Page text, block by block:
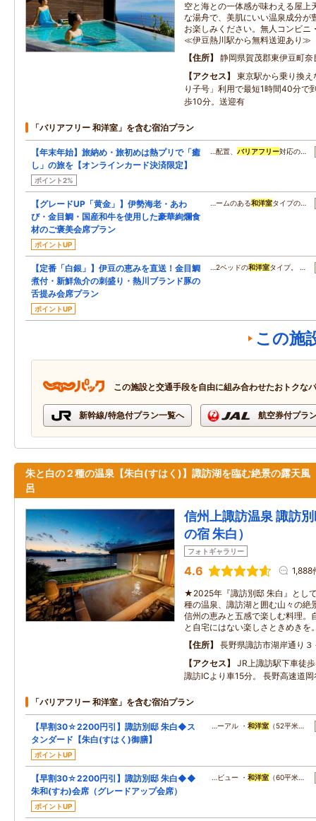
空と海との一体感が味わえる屋上
な湯舟で、美肌にいい温泉成分が
お楽しみください。無人コンビニ
≪伊豆熱川駅から無料送迎あり≫
住所
静岡県賀茂郡東伊豆
アクセス
東京駅から乗り換
り子号」利用で最短1時間40分で
歩10分。送迎有
「バリアフリー 和洋室」を含む宿泊プラン
【年末年始】旅納め・旅初めは熱プリで「癒
し」の旅を【オンラインカード決済限定】
ポイント2%
…配置、 バリアフリー対応の…
【グレードUP「黄金」】伊勢海老・あわ
び・金目鯛・国産和牛を使用した豪華絢爛食
材のご褒美会席プラン
ポイントUP
…ームのある和洋室タイプの…
【定番「白銀」】伊豆の恵みを直送！金目鯛
煮付・新鮮魚介の刺盛り・熱川ブランド豚の
舌提み会席プラン
ポイントUP
…2ベッドの和洋室タイプ。 …
この施
この施設と交通手段を自由に組み合わせたおトクな
新幹線/特急付プラン一覧へ 航空券付プラ
朱と白の２種の温泉【朱白(すはく)】諏訪湖を臨む絶景の露天風
呂
信州上諏訪温泉 諏訪
の宿 朱白）
フォトギャラリー
4.6 1,888
★2025年『諏訪別邸 朱白』とし
種の温泉、諏訪湖と囲む山々の絶
信州の恵みと五感で楽しむ料理。
と自宅にはない楽しさときめきを
住所
長野県諏訪市湖岸通り３
アクセス
JR上諏訪駅下車徒
諏訪ICより車15分。 長野高速道
「バリアフリー 和洋室」を含む宿泊プラン
【早割30☆2200円引】諏訪別邸 朱白◆ス
タンダード【朱白(すはく)御膳】
ポイントUP
…ーアル ・和洋室 （52平米…
【早割30☆2200円引】諏訪別邸 朱白◆◆
朱和(すわ)会席（グレードアップ会席）
ポイントUP
…ビュー ・和洋室 （60平米…